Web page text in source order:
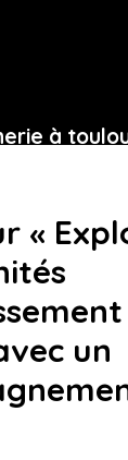
à
«
un